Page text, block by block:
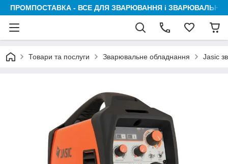
ПРОМПОСТАВКА - ВСЕ ДЛЯ ЗВАРЮВАННЯ і
Товари та послуги Зварювальне обладнання Jasic